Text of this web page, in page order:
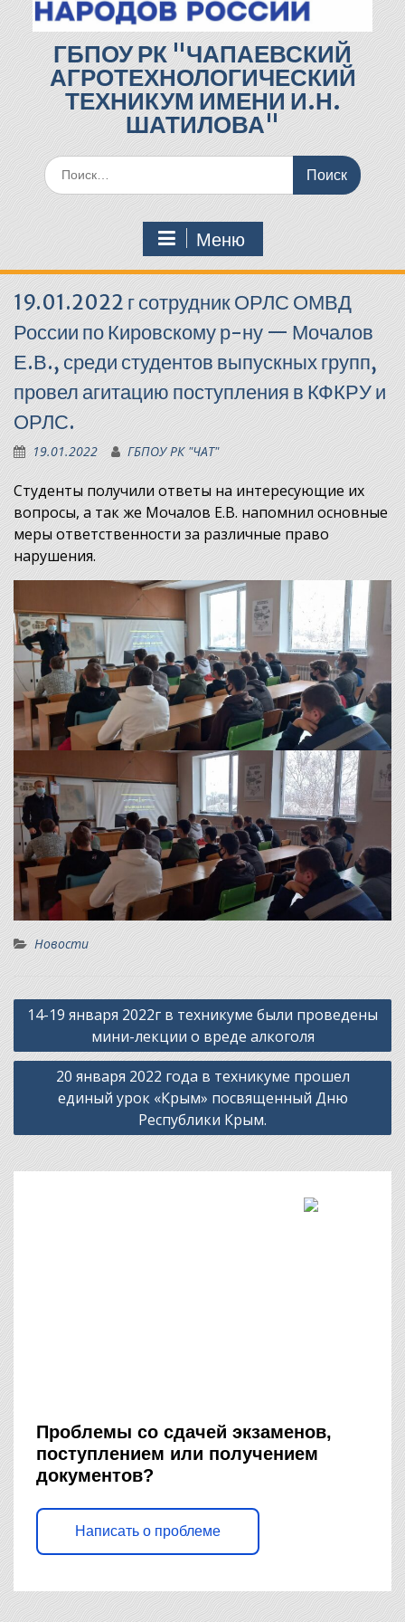
ГБПОУ РК "ЧАПАЕВСКИЙ
АГРОТЕХНОЛОГИЧЕСКИЙ
ТЕХНИКУМ ИМЕНИ И.Н.
ШАТИЛОВА"
Поиск
по:
Меню
19.01.2022 г сотрудник ОРЛС ОМВД
России по Кировскому р-ну — Мочалов
Е.В., среди студентов выпускных групп,
провел агитацию поступления в КФКРУ и
ОРЛС.
19.01.2022 ГБПОУ РК "ЧАТ"
Студенты получили ответы на интересующие их
вопросы, а так же Мочалов Е.В. напомнил основные
меры ответственности за различные право
нарушения.
Новости
Навигация
по
записям
14-19 января 2022г в техникуме были проведены
мини-лекции о вреде алкоголя
20 января 2022 года в техникуме прошел
единый урок «Крым» посвященный Дню
Республики Крым.
Проблемы со сдачей экзаменов,
поступлением или получением
документов?
Написать о проблеме